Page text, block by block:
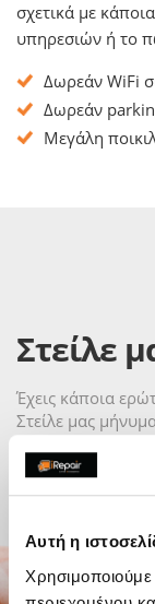
Αυτή η
σχετικά με
υπηρεσιών ή το
Δωρεάν WiFi
Δωρεάν
Μεγάλη
Στείλε
Έχεις κάποια
Στείλε μας